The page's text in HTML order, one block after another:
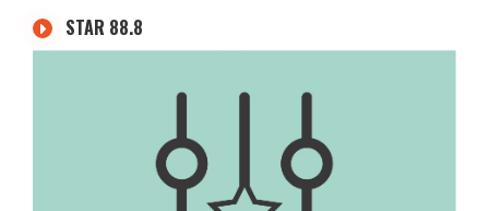
STAR 88.8